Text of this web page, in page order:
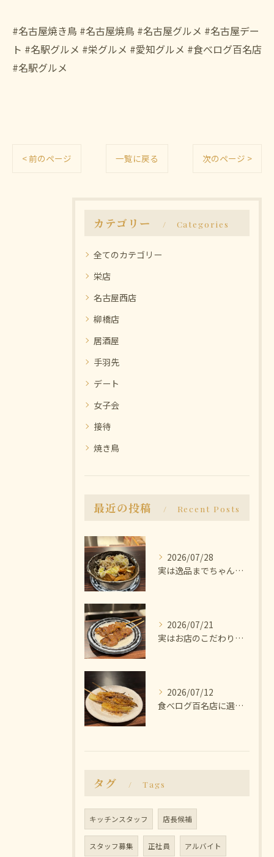
#名古屋焼き鳥 #名古屋焼鳥 #名古屋グルメ #名古屋デー
ト #名駅グルメ #栄グルメ #愛知グルメ #食べログ百名店
#名駅グルメ
< 前のページ 一覧に戻る 次のページ >
カテゴリー Categories
全てのカテゴリー
栄店
名古屋西店
柳橋店
居酒屋
手羽先
デート
女子会
接待
焼き鳥
最近の投稿 Recent Posts
2026/07/28
実は逸品までちゃんと美味しいんです🫨
2026/07/21
実はお店のこだわりは塩にあります🧂
2026/07/12
食べログ百名店に選ばれた焼き鳥屋
タグ Tags
キッチンスタッフ 店長候補
スタッフ募集 正社員 アルバイト